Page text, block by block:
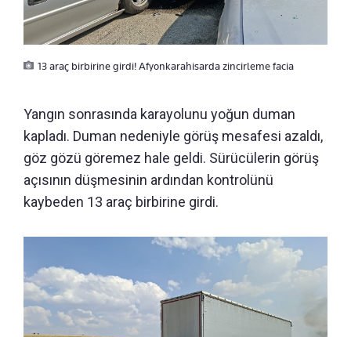
13 araç birbirine girdi! Afyonkarahisarda zincirleme facia
Yangın sonrasında karayolunu yoğun duman
kapladı. Duman nedeniyle görüş mesafesi azaldı,
göz gözü göremez hale geldi. Sürücülerin görüş
açısının düşmesinin ardından kontrolünü
kaybeden 13 araç birbirine girdi.